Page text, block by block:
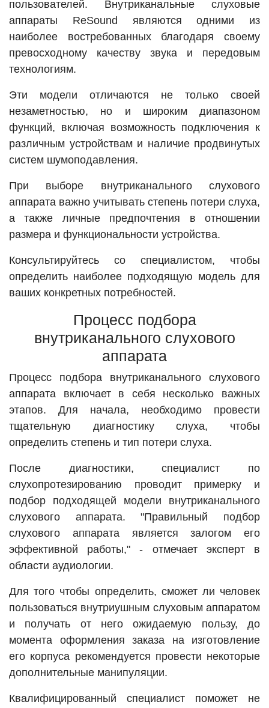
пользователей. Внутриканальные слуховые
аппараты ReSound являются одними из
наиболее востребованных благодаря своему
превосходному качеству звука и передовым
технологиям.
Эти модели отличаются не только своей
незаметностью, но и широким диапазоном
функций, включая возможность подключения к
различным устройствам и наличие продвинутых
систем шумоподавления.
При выборе внутриканального слухового
аппарата важно учитывать степень потери слуха,
а также личные предпочтения в отношении
размера и функциональности устройства.
Консультируйтесь со специалистом, чтобы
определить наиболее подходящую модель для
ваших конкретных потребностей.
Процесс подбора
внутриканального слухового
аппарата
Процесс подбора внутриканального слухового
аппарата включает в себя несколько важных
этапов. Для начала, необходимо провести
тщательную диагностику слуха, чтобы
определить степень и тип потери слуха.
После диагностики, специалист по
слухопротезированию проводит примерку и
подбор подходящей модели внутриканального
слухового аппарата. "Правильный подбор
слухового аппарата является залогом его
эффективной работы," - отмечает эксперт в
области аудиологии.
Для того чтобы определить, сможет ли человек
пользоваться внутриушным слуховым аппаратом
и получать от него ожидаемую пользу, до
момента оформления заказа на изготовление
его корпуса рекомендуется провести некоторые
дополнительные манипуляции.
Квалифицированный специалист поможет не